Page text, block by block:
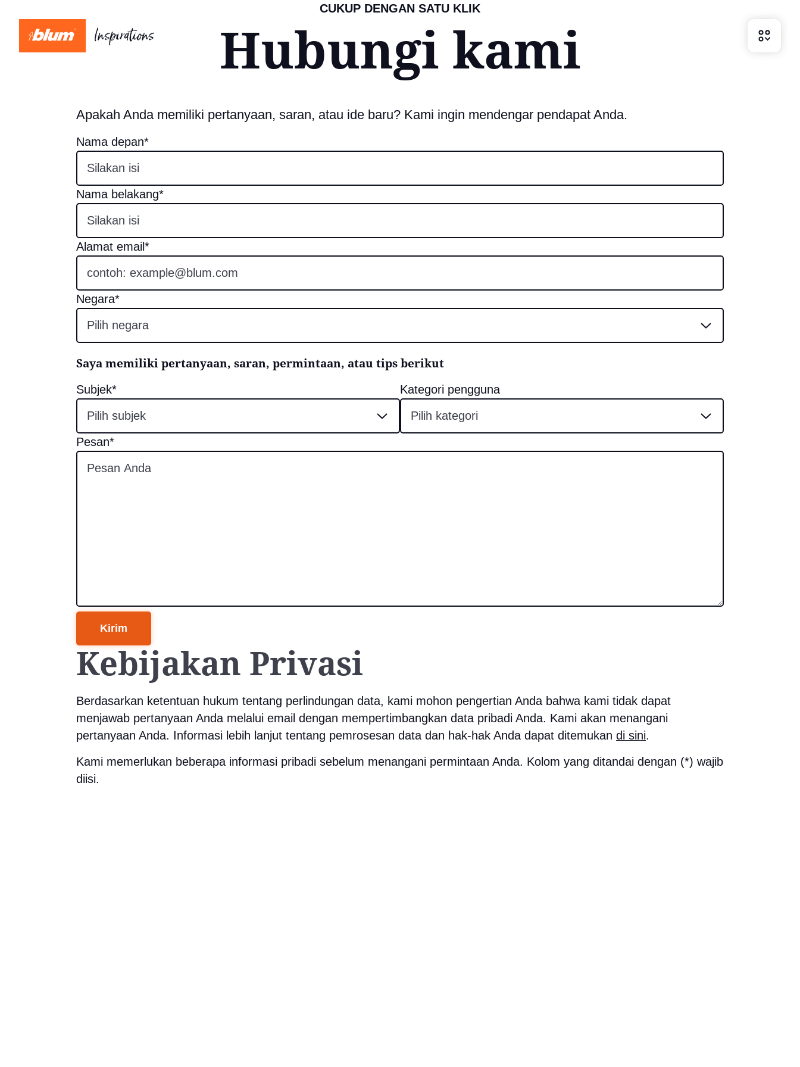
CUKUP DENGAN SATU KLIK
Hubungi kami
Apakah Anda memiliki pertanyaan, saran, atau ide baru? Kami ingin mendengar pendapat Anda.
Nama depan*
Nama belakang*
Alamat email*
Negara*
Pilih negara
Saya memiliki pertanyaan, saran, permintaan, atau tips berikut
Subjek*
Pilih subjek
Kategori pengguna
Pilih kategori
Pesan*
Kirim
Kebijakan Privasi
Berdasarkan ketentuan hukum tentang perlindungan data, kami mohon pengertian Anda bahwa kami tidak dapat
menjawab pertanyaan Anda melalui email dengan mempertimbangkan data pribadi Anda. Kami akan menangani
pertanyaan Anda. Informasi lebih lanjut tentang pemrosesan data dan hak-hak Anda dapat ditemukan di sini.
Kami memerlukan beberapa informasi pribadi sebelum menangani permintaan Anda. Kolom yang ditandai dengan (*) wajib
diisi.